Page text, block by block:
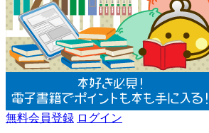
無料会員登録 ログイン